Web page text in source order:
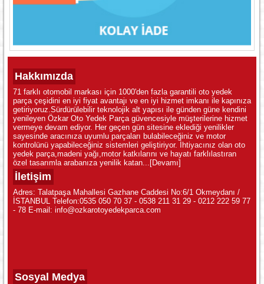
Hakkımızda
71 farklı otomobil markası için 1000'den fazla garantili oto yedek
parça çeşidini en iyi fiyat avantajı ve en iyi hizmet imkanı ile kapınıza
getiriyoruz.Sürdürülebilir teknolojik alt yapısı ile günden güne kendini
yenileyen Özkar Oto Yedek Parça güvencesiyle müşterilerine hizmet
vermeye devam ediyor. Her geçen gün sitesine eklediği yenilikler
sayesinde aracınıza uyumlu parçaları bulabileceğiniz ve motor
kontrolünü yapabileceğiniz sistemleri geliştiriyor. İhtiyacınız olan oto
yedek parça,madeni yağı,motor katkılarını ve hayatı farklılastıran
özel tasarımla arabanıza yenilik katan... [Devamı]
İletişim
Adres: Talatpaşa Mahallesi Gazhane Caddesi No:6/1 Okmeydanı /
İSTANBUL Telefon:0535 050 70 37 - 0538 211 31 29 - 0212 222 59 77
- 78 E-mail: info@ozkarotoyedekparca.com
Sosyal Medya